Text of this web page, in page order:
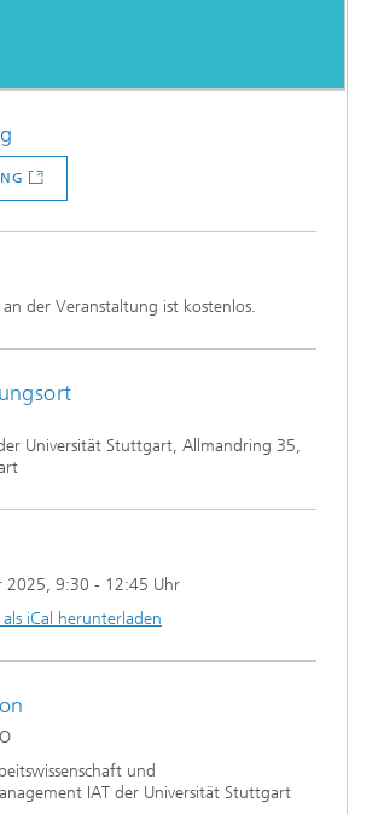
an der Veranstaltung ist kostenlos.
Universität Stuttgart, Allmandring 35,
2025, 9:30 - 12:45 Uhr
als iCal herunterladen
und
IAT der Universität Stuttgart